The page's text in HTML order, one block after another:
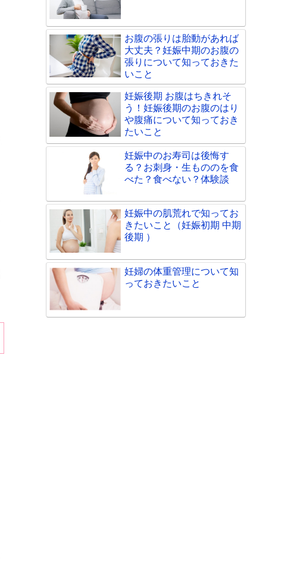
お腹の張りは胎動があれば
大丈夫？妊娠中期のお腹の
張りについて知っておきた
いこと
妊娠後期 お腹はちきれそ
う！妊娠後期のお腹のはり
や腹痛について知っておき
たいこと
妊娠中のお寿司は後悔す
る？お刺身・生もののを食
べた？食べない？体験談
妊娠中の肌荒れで知ってお
きたいこと（妊娠初期 中期
後期 ）
妊婦の体重管理について知
っておきたいこと